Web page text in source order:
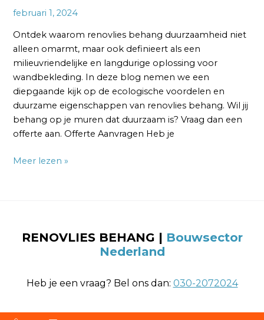
februari 1, 2024
Ontdek waarom renovlies behang duurzaamheid niet
alleen omarmt, maar ook definieert als een
milieuvriendelijke en langdurige oplossing voor
wandbekleding. In deze blog nemen we een
diepgaande kijk op de ecologische voordelen en
duurzame eigenschappen van renovlies behang. Wil jij
behang op je muren dat duurzaam is? Vraag dan een
offerte aan. Offerte Aanvragen Heb je
Meer lezen »
RENOVLIES BEHANG | Bouwsector
Nederland
Heb je een vraag? Bel ons dan: 030-2072024